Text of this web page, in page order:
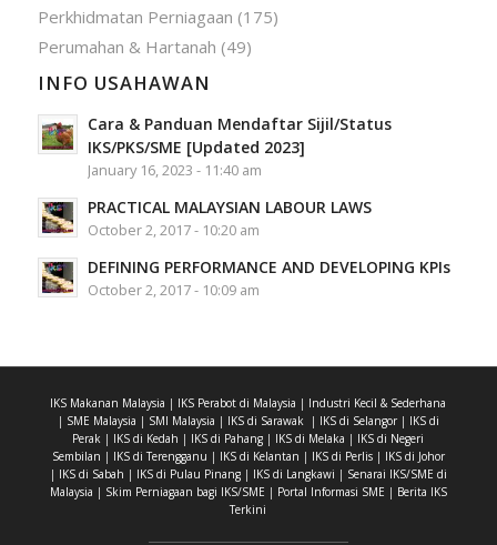
Perkhidmatan Perniagaan (175)
Perumahan & Hartanah (49)
INFO USAHAWAN
Cara & Panduan Mendaftar Sijil/Status
IKS/PKS/SME [Updated 2023]
January 16, 2023 - 11:40 am
PRACTICAL MALAYSIAN LABOUR LAWS
October 2, 2017 - 10:20 am
DEFINING PERFORMANCE AND DEVELOPING KPIs
October 2, 2017 - 10:09 am
IKS Makanan Malaysia | IKS Perabot di Malaysia | Industri Kecil & Sederhana
| SME Malaysia | SMI Malaysia | IKS di Sarawak| IKS di Selangor| IKS di
Perak | IKS di Kedah | IKS di Pahang | IKS di Melaka | IKS di Negeri
Sembilan | IKS di Terengganu | IKS di Kelantan | IKS di Perlis| IKS di Johor
| IKS di Sabah | IKS di Pulau Pinang| IKS di Langkawi | Senarai IKS/SME di
Malaysia | Skim Perniagaan bagi IKS/SME | Portal Informasi SME | Berita IKS
Terkini